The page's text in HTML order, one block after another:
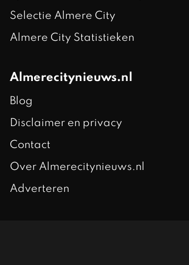
Selectie Almere City
Almere City Statistieken
Almerecitynieuws.nl
Blog
Disclaimer en privacy
Contact
Over Almerecitynieuws.nl
Adverteren